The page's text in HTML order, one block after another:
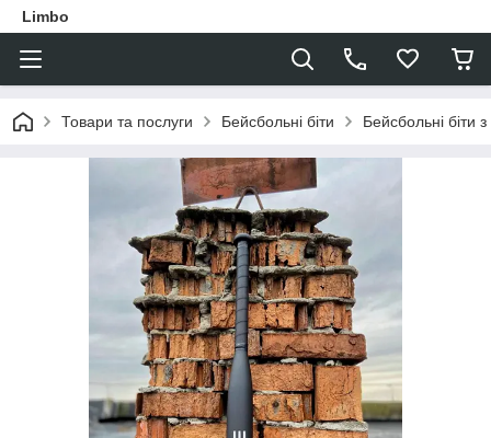
Limbo
Товари та послуги Бейсбольні біти Бейсбольні біти